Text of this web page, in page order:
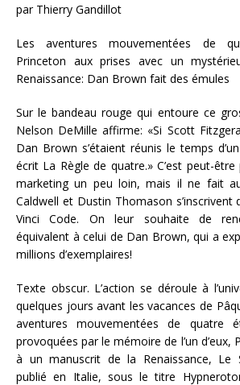
par Thierry Gandillot
Les aventures mouvementées de
Princeton aux prises avec un
Renaissance: Dan Brown fait des émules
Sur le bandeau rouge qui entoure ce
Nelson DeMille affirme: «Si Scott
Dan Brown s’étaient réunis le temps
écrit La Règle de quatre.» C’est peut-
marketing un peu loin, mais il ne fait
Caldwell et Dustin Thomason s’inscrivent
Vinci Code. On leur souhaite de
équivalent à celui de Dan Brown, qui a
millions d’exemplaires!
Texte obscur. L’action se déroule à
quelques jours avant les vacances de
aventures mouvementées de quatre
provoquées par le mémoire de l’un d’eux,
à un manuscrit de la Renaissance, Le
publié en Italie, sous le titre